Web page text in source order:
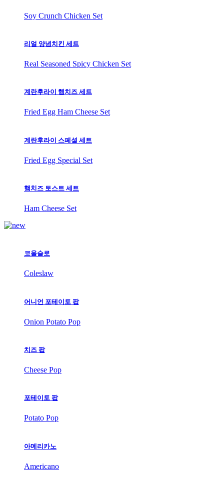
Soy Crunch Chicken Set
리얼 양념치킨 세트
Real Seasoned Spicy Chicken Set
계란후라이 햄치즈 세트
Fried Egg Ham Cheese Set
계란후라이 스페셜 세트
Fried Egg Special Set
햄치즈 토스트 세트
Ham Cheese Set
코울슬로
Coleslaw
어니언 포테이토 팝
Onion Potato Pop
치즈 팝
Cheese Pop
포테이토 팝
Potato Pop
아메리카노
Americano